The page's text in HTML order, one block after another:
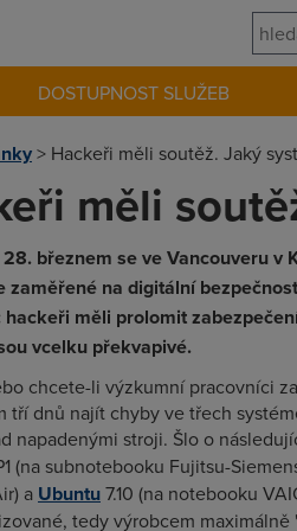
DOSTUPNOST SLUŽEB
> Hackeři měli soutěž. Jaký
měli
březnem se ve Vancouveru v
zaměřené na digitální
hackeři měli prolomit
vcelku překvapivé.
chcete-li výzkumní pracovníci
tří dnů najít chyby ve třech
napadenými stroji. Šlo o
(na subnotebooku Fujitsu-
a Ubuntu7.10 (na notebooku
tedy výrobcem maximálně